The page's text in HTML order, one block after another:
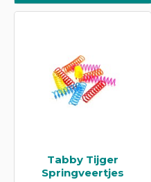
Tabby Tijger
Springveertjes